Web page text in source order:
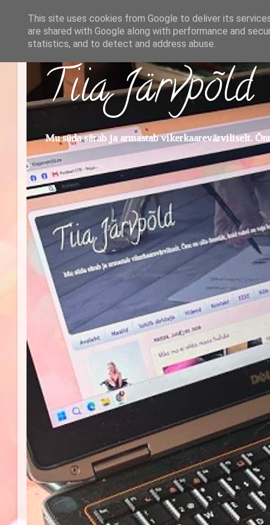
Tiia Järvpõld
Mu süda särab ja armastab vikerkaarevärviliselt.
This site uses cookies from Google to deliver its
are shared with Google along with performance and
statistics, and to detect and address abuse.